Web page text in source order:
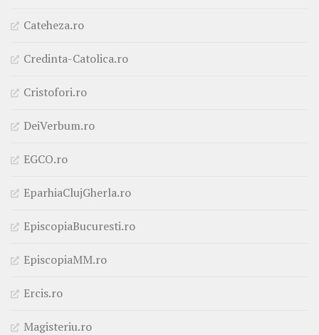
Cateheza.ro
Credinta-Catolica.ro
Cristofori.ro
DeiVerbum.ro
EGCO.ro
EparhiaClujGherla.ro
EpiscopiaBucuresti.ro
EpiscopiaMM.ro
Ercis.ro
Magisteriu.ro